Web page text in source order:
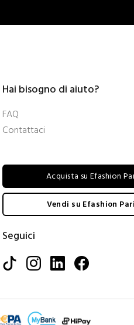
Hai bisogno di aiuto?
FAQ
Contattaci
Acquista su Efashion
Vendi su Efashion
Seguici